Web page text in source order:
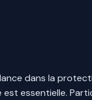
dans la
essentielle.